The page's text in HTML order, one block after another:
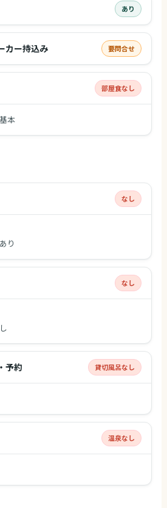
あり
カー持込み 要問合せ
部屋食なし
本
なし
り
なし
予約 貸切風呂なし
温泉なし